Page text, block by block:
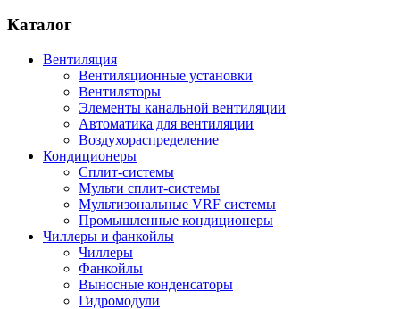
Каталог
Вентиляция
Вентиляционные установки
Вентиляторы
Элементы канальной вентиляции
Автоматика для вентиляции
Воздухораспределение
Кондиционеры
Сплит-системы
Мульти сплит-системы
Мультизональные VRF системы
Промышленные кондиционеры
Чиллеры и фанкойлы
Чиллеры
Фанкойлы
Выносные конденсаторы
Гидромодули